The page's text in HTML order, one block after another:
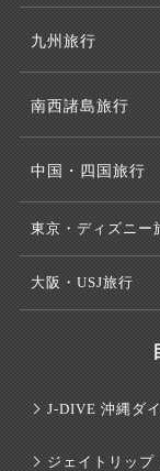
九州旅行
南西諸島旅行
中国・四国旅行
東京・ディズニー
大阪・USJ旅行
J-DIVE 沖縄ダ
ジェイトリップ